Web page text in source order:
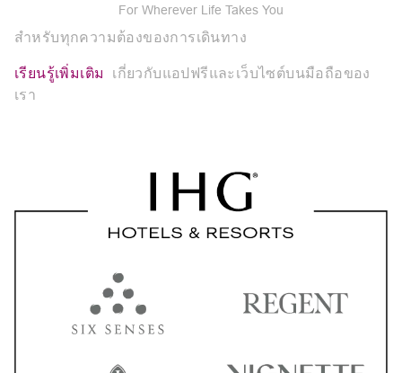
For Wherever Life Takes You
สำหรับทุกความต้องของการเดินทาง
เรียนรู้เพิ่มเติม
เกี่ยวกับแอปฟรีและเว็บไซต์บนมือถือของ
เรา